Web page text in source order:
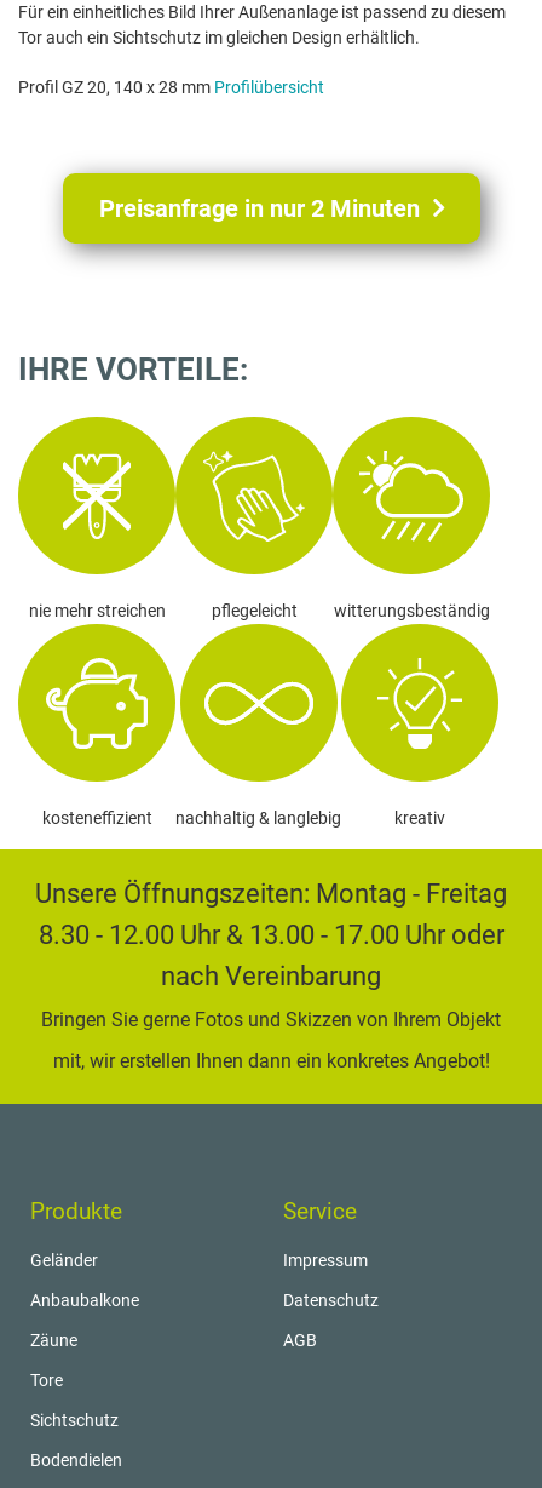
Für ein einheitliches Bild Ihrer Außenanlage ist passend zu diesem
Tor auch ein Sichtschutz im gleichen Design erhältlich.
Profil GZ 20, 140 x 28 mm Profilübersicht
Preisanfrage in nur 2 Minuten
IHRE VORTEILE:
nie mehr streichen pflegeleicht witterungsbeständig
kosteneffizient nachhaltig & langlebig kreativ
Unsere Öffnungszeiten: Montag - Freitag
8.30 - 12.00 Uhr & 13.00 - 17.00 Uhr oder
nach Vereinbarung
Bringen Sie gerne Fotos und Skizzen von Ihrem Objekt
mit, wir erstellen Ihnen dann ein konkretes Angebot!
Produkte
Geländer
Anbaubalkone
Zäune
Tore
Sichtschutz
Bodendielen
Service
Impressum
Datenschutz
AGB